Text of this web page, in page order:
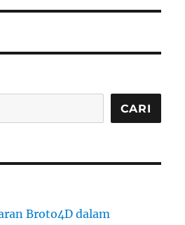
CARI
Broto4D dalam